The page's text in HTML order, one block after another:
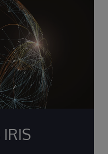
aby pochopil, co
co se